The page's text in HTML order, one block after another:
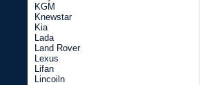
KGM
Knewstar
Kia
Lada
Land Rover
Lexus
Lifan
Lincoiln